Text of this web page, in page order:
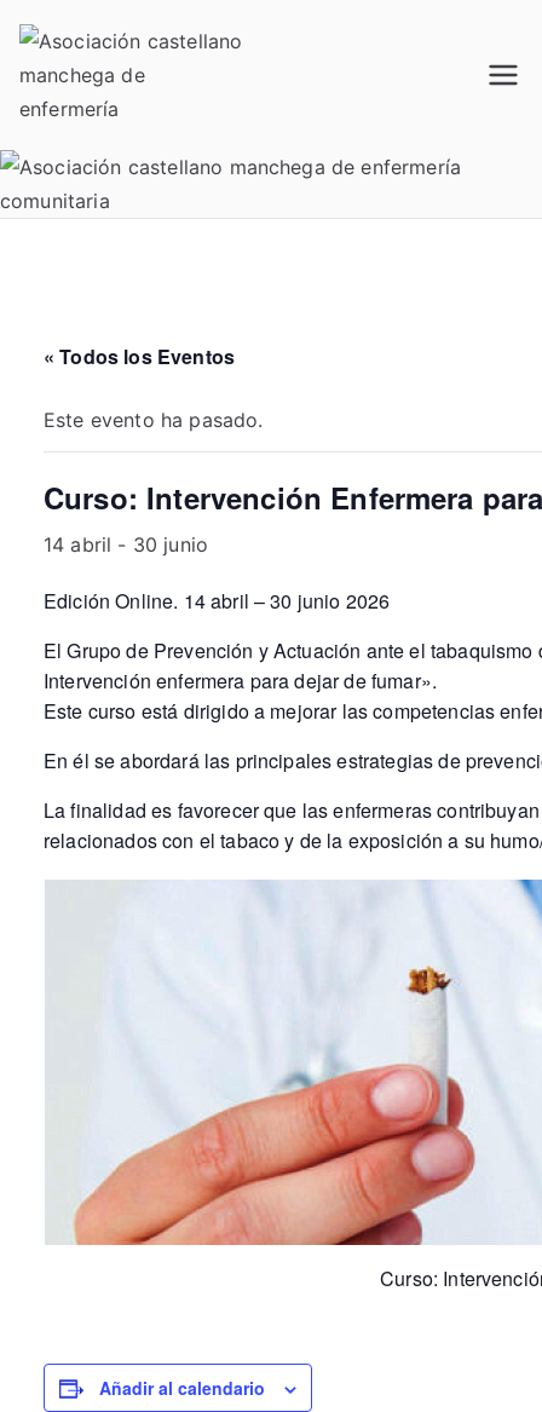
contenido
« Todos los Eventos
Este evento ha pasado.
Curso: Intervención Enfermera
14 abril - 30 junio
Edición Online. 14 abril – 30 junio 2026
El Grupo de Prevención y Actuación ante el
Intervención enfermera para dejar de fumar».
Este curso está dirigido a mejorar las competencias
En él se abordará las principales estrategias de
La finalidad es favorecer que las enfermeras
relacionados con el tabaco y de la exposición a su
Curso:
Añadir al calendario